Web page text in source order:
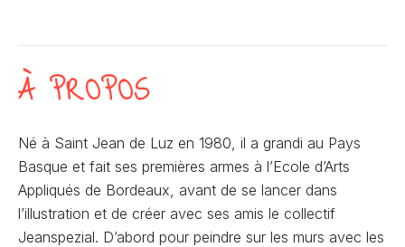
À PROPOS
Né à Saint Jean de Luz en 1980, il a grandi au Pays
Basque et fait ses premières armes à l’Ecole d’Arts
Appliqués de Bordeaux, avant de se lancer dans
l’illustration et de créer avec ses amis le collectif
Jeanspezial. D’abord pour peindre sur les murs avec les